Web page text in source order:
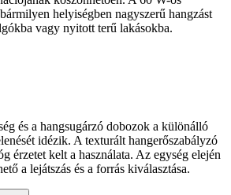
helyiségben nagyszerű hangzást
vagy nyitott terű lakásokba.
és a hangsugárzó dobozok a különálló
idézik. A texturált hangerőszabályzó
érzetet kelt a használata. Az egység elején
a lejátszás és a forrás kiválasztása.